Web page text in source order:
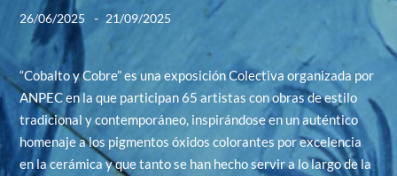
26/06/2025 - 21/09/2025
“Cobalto y Cobre” es una exposición Colectiva organizada por
ANPEC en la que participan 65 artistas con obras de estilo
tradicional y contemporáneo, inspirándose en un auténtico
homenaje a los pigmentos óxidos colorantes por excelencia
en la cerámica y que tanto se han hecho servir a lo largo de la